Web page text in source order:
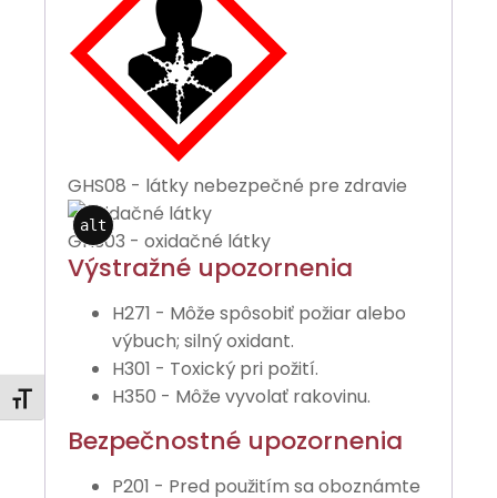
Zmeniť veľkosť písma
GHS08 - látky nebezpečné pre zdravie
alt
GHS03 - oxidačné látky
Výstražné upozornenia
H271 - Môže spôsobiť požiar alebo
výbuch; silný oxidant.
H301 - Toxický pri požití.
H350 - Môže vyvolať rakovinu.
Bezpečnostné upozornenia
P201 - Pred použitím sa oboznámte